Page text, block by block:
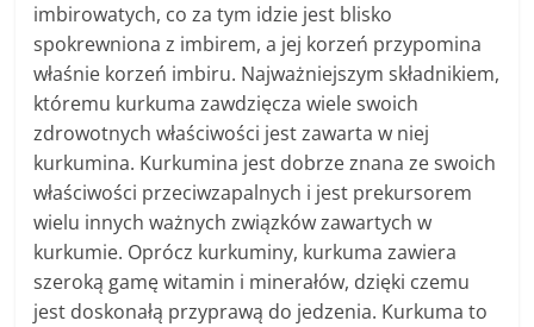
imbirowatych, co za tym idzie jest blisko
spokrewniona z imbirem, a jej korzeń przypomina
właśnie korzeń imbiru. Najważniejszym składnikiem,
któremu kurkuma zawdzięcza wiele swoich
zdrowotnych właściwości jest zawarta w niej
kurkumina. Kurkumina jest dobrze znana ze swoich
właściwości przeciwzapalnych i jest prekursorem
wielu innych ważnych związków zawartych w
kurkumie. Oprócz kurkuminy, kurkuma zawiera
szeroką gamę witamin i minerałów, dzięki czemu
jest doskonałą przyprawą do jedzenia. Kurkuma to